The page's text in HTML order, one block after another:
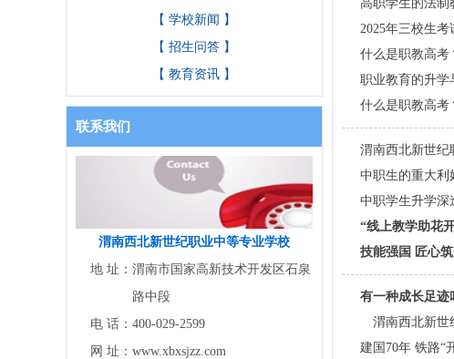
【 学校新闻 】
【 招生问答 】
【 教育资讯 】
联系我们
渭南西北新世纪职业中等专业学校
地 址： 渭南市国家高新技术开发区石泉
路中段
电 话： 400-029-2599
网 址： www.xbxsjzz.com
高职学生的法制
2025年三校生
什么是职教高考
职业教育的升学
什么是职教高考
渭南西北新世纪
中职生的重大
中职学生升学深
“线上教学助花
技能强国 匠心
有一种成长足迹
渭南西北新世
建国70年 铁路“